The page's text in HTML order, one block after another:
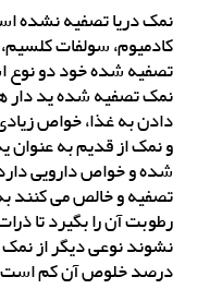
نمک دریا تصفیه نشده
کادمیوم، سولفات
تصفیه شده خود دو نوع
نمک تصفیه شده ید دار
دادن به غذا، خواص
و نمک از قدیم به عنوان
شده و خواص دارویی
تصفیه و خالص می کنند
رطوبت آن را بگیرد تا
نشوند نوعی دیگر از
درصد خلوص آن کم است